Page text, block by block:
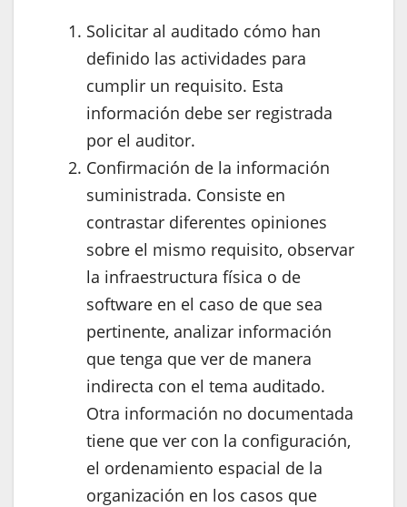
Solicitar al auditado cómo han
definido las actividades para
cumplir un requisito. Esta
información debe ser registrada
por el auditor.
Confirmación de la información
suministrada. Consiste en
contrastar diferentes opiniones
sobre el mismo requisito, observar
la infraestructura física o de
software en el caso de que sea
pertinente, analizar información
que tenga que ver de manera
indirecta con el tema auditado.
Otra información no documentada
tiene que ver con la configuración,
el ordenamiento espacial de la
organización en los casos que